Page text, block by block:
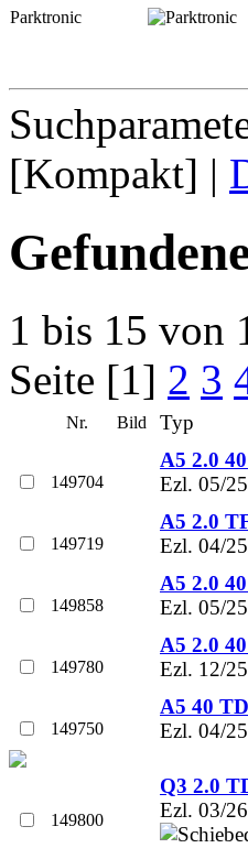
Parktronic
[Kompakt] |
1 bis 15 von
Seite [1] 2 3
Nr. Bild Typ
149704
A5 2.0
Ezl. 05/
149719
A5 2.0
Ezl. 04/
149858
A5 2.0
Ezl. 05/
149780
A5 2.0
Ezl. 12/
149750
A5 40
Ezl. 04/
149800
Q3 2.0
Ezl. 03/